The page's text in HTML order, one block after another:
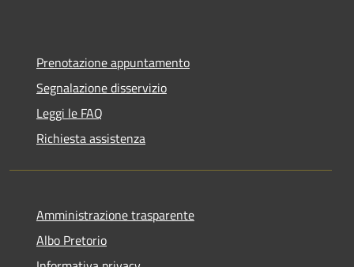
Prenotazione appuntamento
Segnalazione disservizio
Leggi le FAQ
Richiesta assistenza
Amministrazione trasparente
Albo Pretorio